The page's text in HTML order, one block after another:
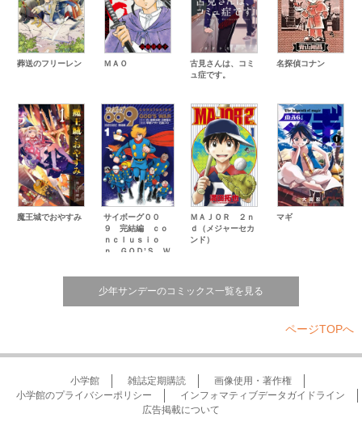
Ｃカラー！
界変の魔法使い 田辺イエロウ 其の二十九◎魔法使いの町
大増２６Ｐ！
パラショッパーズ 福地翼 第４４話 この中にいる
地上へ… 松江名俊 第４６話 みなもと
◇いずれ、必ず、訪れる〕
ドラゲミス 栗山ミヅキ ［第１１話 塔と塔と塔］
最終回！
共生獣 Ｑ斎 ３／持続
十勝ひとりぼっち農園 しーずん７ 横山裕二 できるまで３８１ リーダー
の千秋楽と、さすがすぎる園長
※今週の『葬送のフリーレン』『ＭＡＪＯＲ ２ｎｄ』『あおざくら 防衛大
学校物語』『シブヤニアファミリー』『みずぽろ』は休載します。
サンデーうぇぶりからのお知らせ
コナンシークレットレポート［ＵＳＪコラボ最新情報！］
［情報のフリーレン］新刊＆関連本情報！
少年サンデープレミアムＳＨＯＰからのお知らせ
コナン手帳＆フリーレン手帳発売のお知らせ！
漫研漫画賞のお知らせ
第４回三大漫画賞のお知らせ
葬送のフリーレン ＭＡＯ
古見さんは、コミ
ュ症です。
名探偵コナン
魔王城でおやすみ
サイボーグ００
９ 完結編 ｃｏ
ｎｃｌｕｓｉｏ
ｎ ＧＯＤ’Ｓ Ｗ
ＭＡＪＯＲ ２ｎ
ｄ（メジャーセカ
ンド）
マギ
少年サンデーのコミックス一覧を見る
ページTOPへ
小学館 雑誌定期購読
画像使用・著作権
小学館のプライバシーポリシー
インフォマティブデータガイドライン
広告掲載について